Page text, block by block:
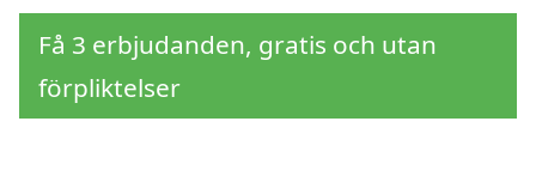
Få 3 erbjudanden, gratis och utan
förpliktelser